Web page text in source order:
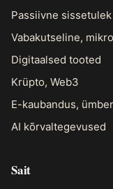
Passiivne sissetulek
Vabakutseline,
Digitaalsed tooted
Krüpto, Web3
E-kaubandus,
AI kõrvaltegevused
Sait